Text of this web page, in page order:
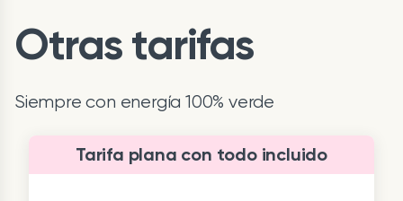
Otras tarifas
Siempre con energía 100% verde
Tarifa plana con todo incluido